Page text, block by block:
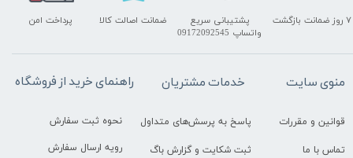
پشتیبانی سریع
واتساپ 09172092545
پرداخت امن ۷ روز ضمانت بازگشت ضمانت اصالت کالا
راهنمای خرید از فروشگاه
نحوه ثبت سفارش
رویه ارسال سفارش
خدمات مشتریان
پاسخ به پرسش‌های متداول
ثبت شکایت و گزارش باگ
منوی سایت
قوانین و مقررات
تماس با ما